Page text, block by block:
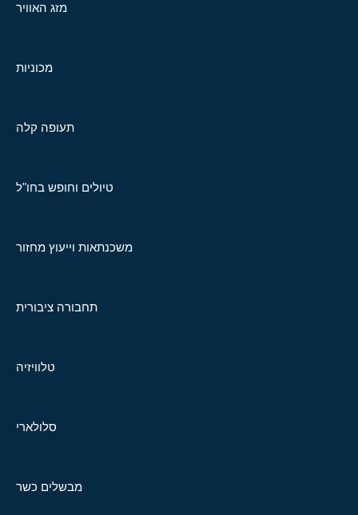
מזג האוויר
מכוניות
תעופה קלה
טיולים וחופש בחו"ל
משכנתאות וייעוץ מחזור
תחבורה ציבורית
טלוויזיה
סלולארי
מבשלים כשר